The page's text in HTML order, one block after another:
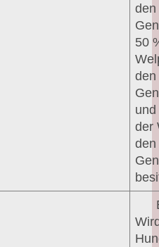
den
50
den
der
den